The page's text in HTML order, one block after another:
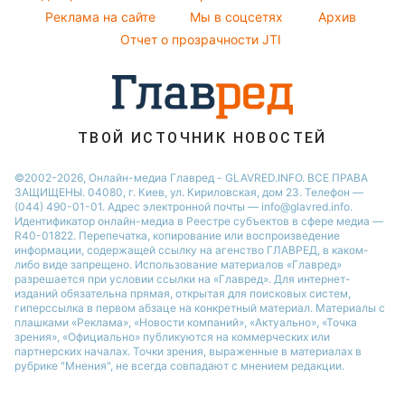
Новости Черкассы
Новости моды
Советы от Андре Тана
Реклама на сайте
Мы в соцсетях
Архив
Отчет о прозрачности JTI
ТВОЙ ИСТОЧНИК НОВОСТЕЙ
©2002-2026, Онлайн-медиа Главред - GLAVRED.INFO. ВСЕ ПРАВА
ЗАЩИЩЕНЫ. 04080, г. Киев, ул. Кириловская, дом 23. Телефон —
(044) 490-01-01. Адрес электронной почты — info@glavred.info.
Идентификатор онлайн-медиа в Реестре cубъектов в сфере медиа —
R40-01822. Перепечатка, копирование или воспроизведение
информации, содержащей ссылку на агенство ГЛАВРЕД, в каком-
либо виде запрещено. Использование материалов «Главред»
разрешается при условии ссылки на «Главред». Для интернет-
изданий обязательна прямая, открытая для поисковых систем,
гиперссылка в первом абзаце на конкретный материал. Материалы с
плашками «Реклама», «Новости компаний», «Актуально», «Точка
зрения», «Официально» публикуются на коммерческих или
партнерских началах. Точки зрения, выраженные в материалах в
рубрике "Мнения", не всегда совпадают с мнением редакции.